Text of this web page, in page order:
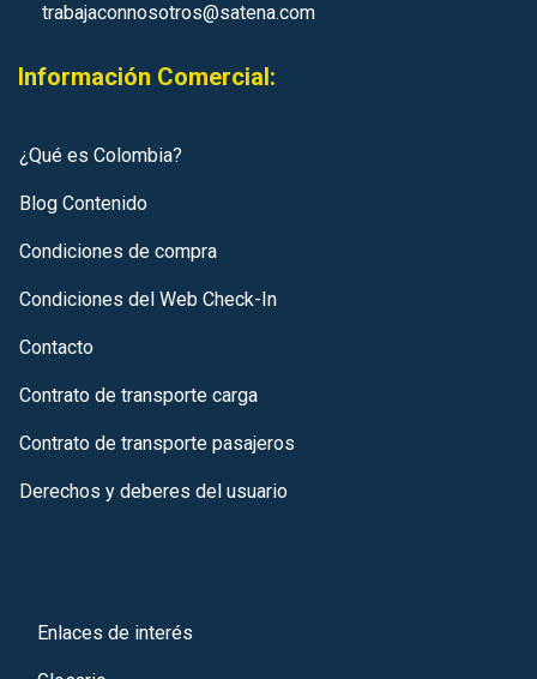
trabajaconnosotros@satena.com
Información Comercial:
¿Qué es Colombia?
Blog Contenido
Condiciones de compra
Condiciones del Web Check-In
Contacto
Contrato de transporte carga
Contrato de transporte pasajeros
Derechos y deberes del usuario
Enlaces de interés